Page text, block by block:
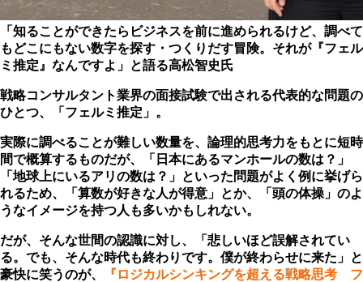
「知ることができたらビジネスを前に進められるけど、調べて
もどこにもない数字を探す・つくりだす冒険。それが『フェル
ミ推定』なんですよ」と語る高松智史氏
戦略コンサルタント業界の面接試験で出される代表的な問題の
ひとつ、「フェルミ推定」。
実際に調べることが難しい数量を、論理的思考力をもとに短時
間で概算するものだが、「日本にあるマンホールの数は？」
「地球上にいるアリの数は？」といった問題がよく例に挙げら
れるため、「算数が好きな人が得意」とか、「頭の体操」のよ
うなイメージを持つ人も多いかもしれない。
だが、そんな世間の認識に対し、「悲しいほど誤解されてい
る。でも、そんな時代も終わりです。僕が終わらせに来た」と
豪快に笑うのが、
『ロジカルシンキングを超える戦略思考 フ